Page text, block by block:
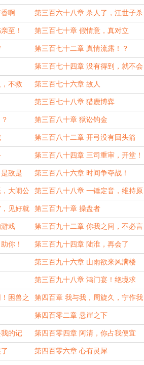
啊 第三百六十八章 杀人了，江世子杀
人了！
至！ 第三百七十章 假情意，真对立
第三百七十二章 真情流露！？
第三百七十四章 没有得到，就不会
失去
不救 第三百七十六章 故人
第三百七十八章 猎鹿博弈
第三百八十章 狱讼钧金
第三百八十二章 开弓没有回头箭
第三百八十四章 三司重审，开堂！
敌是 第三百八十六章 时间争夺战！
大闹公 第三百八十八章 一锤定音，维持原
判！
见好就 第三百九十章 操盘者
戏 第三百九十二章 你我之间，不必言
谢！
你！ 第三百九十四章 陆淮，再会了
第三百九十六章 山雨欲来风满楼
第三百九十八章 鸿门宴！绝境求
生！
困兽之 第四百章 我与我，周旋久，宁作我
第四百零二章 悬崖之下
的记 第四百零四章 阿清，你占我便宜
第四百零六章 心有灵犀